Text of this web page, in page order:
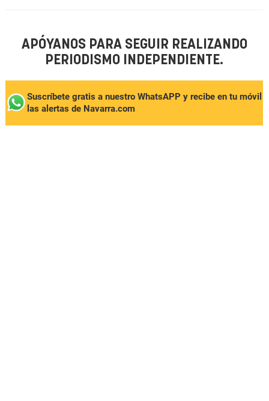
APÓYANOS PARA SEGUIR REALIZANDO
PERIODISMO INDEPENDIENTE.
Suscríbete gratis a nuestro WhatsAPP y recibe en tu móvil
las alertas de Navarra.com